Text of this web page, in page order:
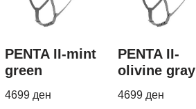
PENTA II-mint
green
4699 ден
PENTA II-
olivine gray
4699 ден